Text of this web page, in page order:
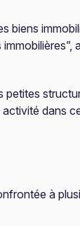
biens
dans
à